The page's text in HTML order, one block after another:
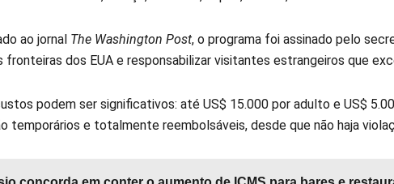
ao jornal The Washington Post, o programa foi assinado pelo
dos EUA e responsabilizar visitantes estrangeiros que
podem ser significativos: até US$ 15.000 por adulto e US$
temporários e totalmente reembolsáveis, desde que não haja